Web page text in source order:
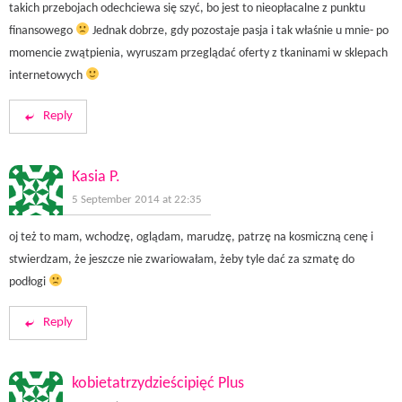
takich przebojach odechciewa się szyć, bo jest to nieopłacalne z punktu
finansowego
Jednak dobrze, gdy pozostaje pasja i tak właśnie u mnie- po
momencie zwątpienia, wyruszam przeglądać oferty z tkaninami w sklepach
internetowych
Reply
Kasia P.
5 September 2014 at 22:35
oj też to mam, wchodzę, oglądam, marudzę, patrzę na kosmiczną cenę i
stwierdzam, że jeszcze nie zwariowałam, żeby tyle dać za szmatę do
podłogi
Reply
kobietatrzydzieścipięć Plus